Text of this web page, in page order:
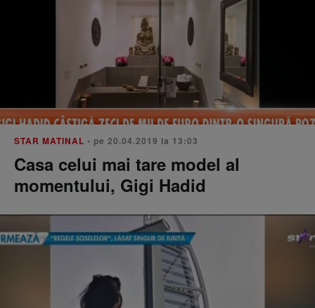
STAR MATINAL • pe 20.04.2019 la 13:03
Casa celui mai tare model al
momentului, Gigi Hadid